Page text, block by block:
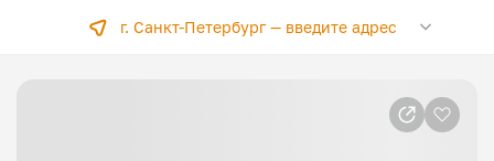
г. Санкт-Петербург —введите адрес